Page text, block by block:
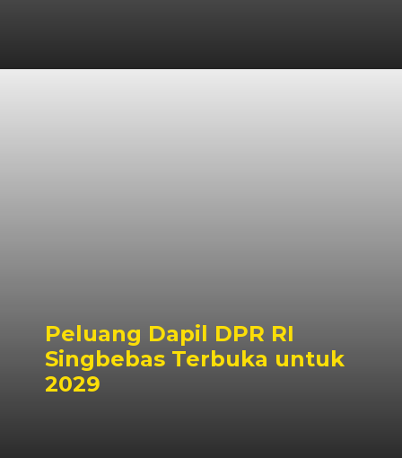
Peluang Dapil DPR RI
Singbebas Terbuka untuk
2029